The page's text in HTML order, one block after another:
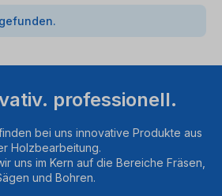
professionell.
bei uns innovative Produkte aus
Holzbearbeitung.
uns im Kern auf die Bereiche Fräsen,
und Bohren.